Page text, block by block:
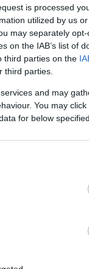
is processed
utilized by us
may separately
on the IAB’s list of
third parties on the
third parties.
and may
You may
for below
10-15
αίματος
της
των ασθενών,
όπως
ότι οι
ινών,